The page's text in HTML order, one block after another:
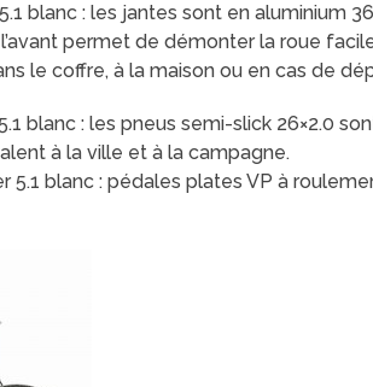
blanc : les jantes sont en aluminium
permet de démonter la roue
le coffre, à la maison ou en cas de
blanc : les pneus semi-slick 26×2.0
à la ville et à la campagne.
5.1 blanc : pédales plates VP à